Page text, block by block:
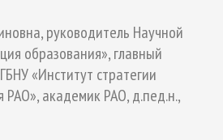
руководитель Научной
образования», главный
«Институт стратегии
РАО», академик РАО, д.пед.н.,